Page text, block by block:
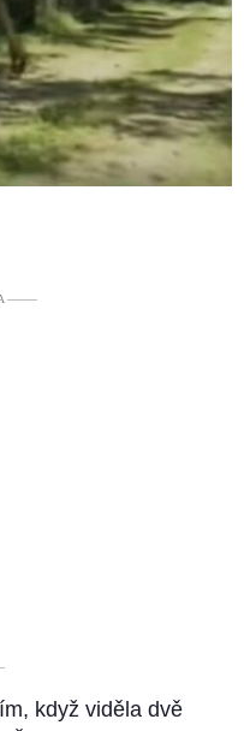
–––––
když viděla dvě